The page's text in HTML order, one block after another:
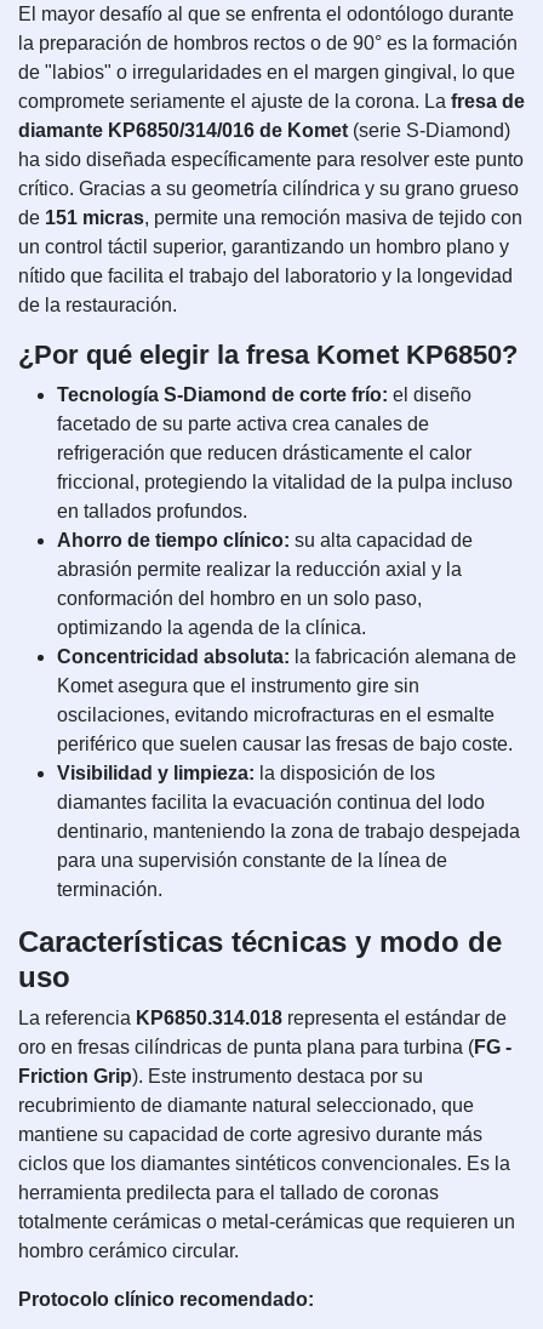
El mayor desafío al que se enfrenta el odontólogo durante
la preparación de hombros rectos o de 90° es la formación
de "labios" o irregularidades en el margen gingival, lo que
compromete seriamente el ajuste de la corona. La fresa de
diamante KP6850/314/016 de Komet (serie S-Diamond)
ha sido diseñada específicamente para resolver este punto
crítico. Gracias a su geometría cilíndrica y su grano grueso
de 151 micras, permite una remoción masiva de tejido con
un control táctil superior, garantizando un hombro plano y
nítido que facilita el trabajo del laboratorio y la longevidad
de la restauración.
¿Por qué elegir la fresa Komet KP6850?
Tecnología S-Diamond de corte frío: el diseño
facetado de su parte activa crea canales de
refrigeración que reducen drásticamente el calor
friccional, protegiendo la vitalidad de la pulpa incluso
en tallados profundos.
Ahorro de tiempo clínico: su alta capacidad de
abrasión permite realizar la reducción axial y la
conformación del hombro en un solo paso,
optimizando la agenda de la clínica.
Concentricidad absoluta: la fabricación alemana de
Komet asegura que el instrumento gire sin
oscilaciones, evitando microfracturas en el esmalte
periférico que suelen causar las fresas de bajo coste.
Visibilidad y limpieza: la disposición de los
diamantes facilita la evacuación continua del lodo
dentinario, manteniendo la zona de trabajo despejada
para una supervisión constante de la línea de
terminación.
Características técnicas y modo de
uso
La referencia KP6850.314.018 representa el estándar de
oro en fresas cilíndricas de punta plana para turbina (FG -
Friction Grip). Este instrumento destaca por su
recubrimiento de diamante natural seleccionado, que
mantiene su capacidad de corte agresivo durante más
ciclos que los diamantes sintéticos convencionales. Es la
herramienta predilecta para el tallado de coronas
totalmente cerámicas o metal-cerámicas que requieren un
hombro cerámico circular.
Protocolo clínico recomendado: